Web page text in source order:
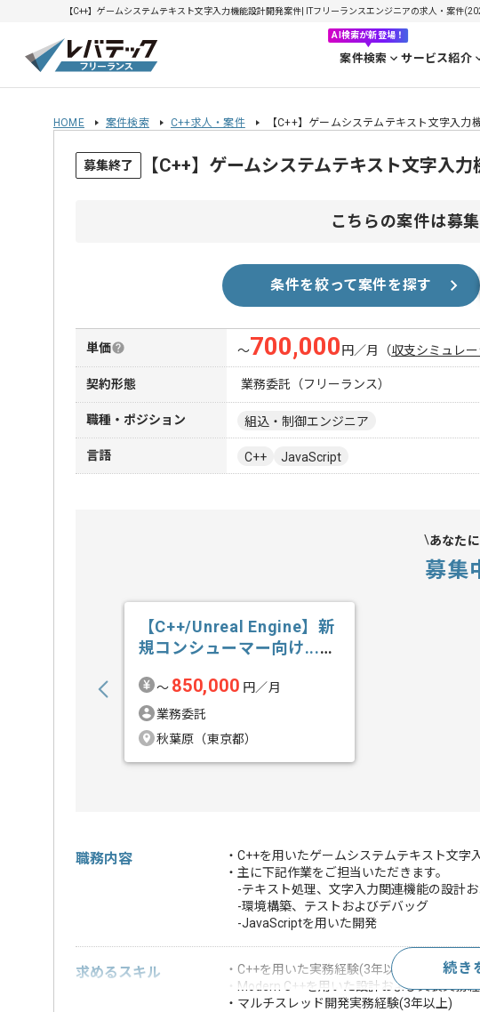
【C++】ゲームシステムテキスト文字入力機能設計開発案件| ITフリーランスエンジニアの求人・案件
AI検索が新登場！
案件検索 サービス紹介
HOME 案件検索 C++求人・案件 【C++】ゲームシステムテキスト文字入力
募集終了 【C++】ゲームシステムテキスト文字入
こちらの案件は募
条件を絞って案件を探す
単価 〜700,000 円／月 （収支シミュレ
契約形態 業務委託（フリーランス）
職種・ポジション 組込・制御エンジニア
言語 C++ JavaScript
あなた
募集
【C++/Unreal Engine】新
規コンシューマー向け...の
〜 850,000 円／月
業務委託
秋葉原（東京都）
職務内容
・C++を用いたゲームシステムテキスト文字
・主に下記作業をご担当いただきます。
-テキスト処理、文字入力関連機能の設計
-環境構築、テストおよびデバッグ
-JavaScriptを用いた開発
求めるスキル
・C++を用いた実務経験(3年以上)
・Modern C++を用いた設計および実装実務
・マルチスレッド開発実務経験(3年以上)
続き